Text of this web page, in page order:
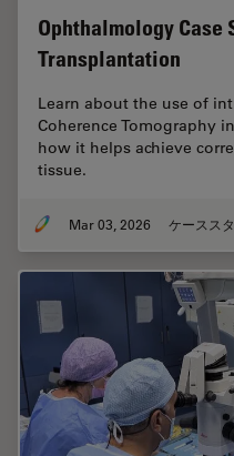
Ophthalmology Case
Transplantation
Learn about the use of
Coherence Tomography
how it helps achieve
tissue.
Mar 03, 2026 ケースス